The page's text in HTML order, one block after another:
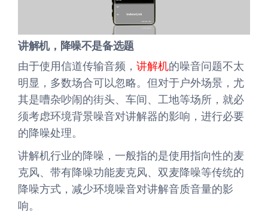
讲解机，降噪不是备选题
由于使用信道传输音频， 讲解机的噪音问题不太
明显，多数场合可以忽略。但对于户外场景，尤
其是嘈杂吵闹的街头、车间、工地等场所，就必
须考虑环境背景噪音对讲解器的影响，进行必要
的降噪处理。
讲解机行业的降噪，一般指的是使用指向性的麦
克风、带有降噪功能麦克风、双麦降噪等传统的
降噪方式，减少环境噪音对讲解音质音量的影
响。